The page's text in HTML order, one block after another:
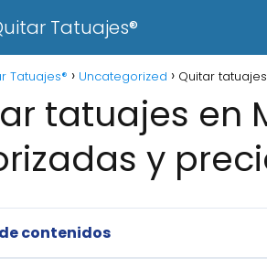
Tatuajes®
Tatuajes® Uncategorized Quitar
tatuajes en
y
contenidos